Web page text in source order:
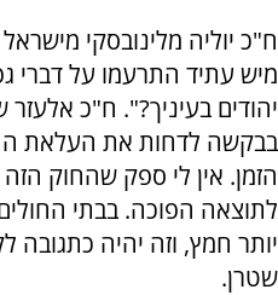
ח"כ יוליה מלינובסקי
מיש עתיד התרעמו על דברי
יהודים בעיניך?". ח"כ
בבקשה לדחות את העלאת
הזמן. אין לי ספק שהחוק
לתוצאה הפוכה. בבתי
יותר חמץ, וזה יהיה כתגובה
שטרן.